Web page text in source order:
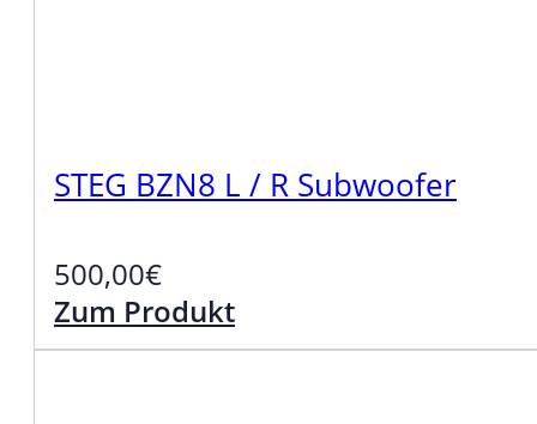
STEG BZN8 L / R Subwoofer
500,00€
Zum Produkt